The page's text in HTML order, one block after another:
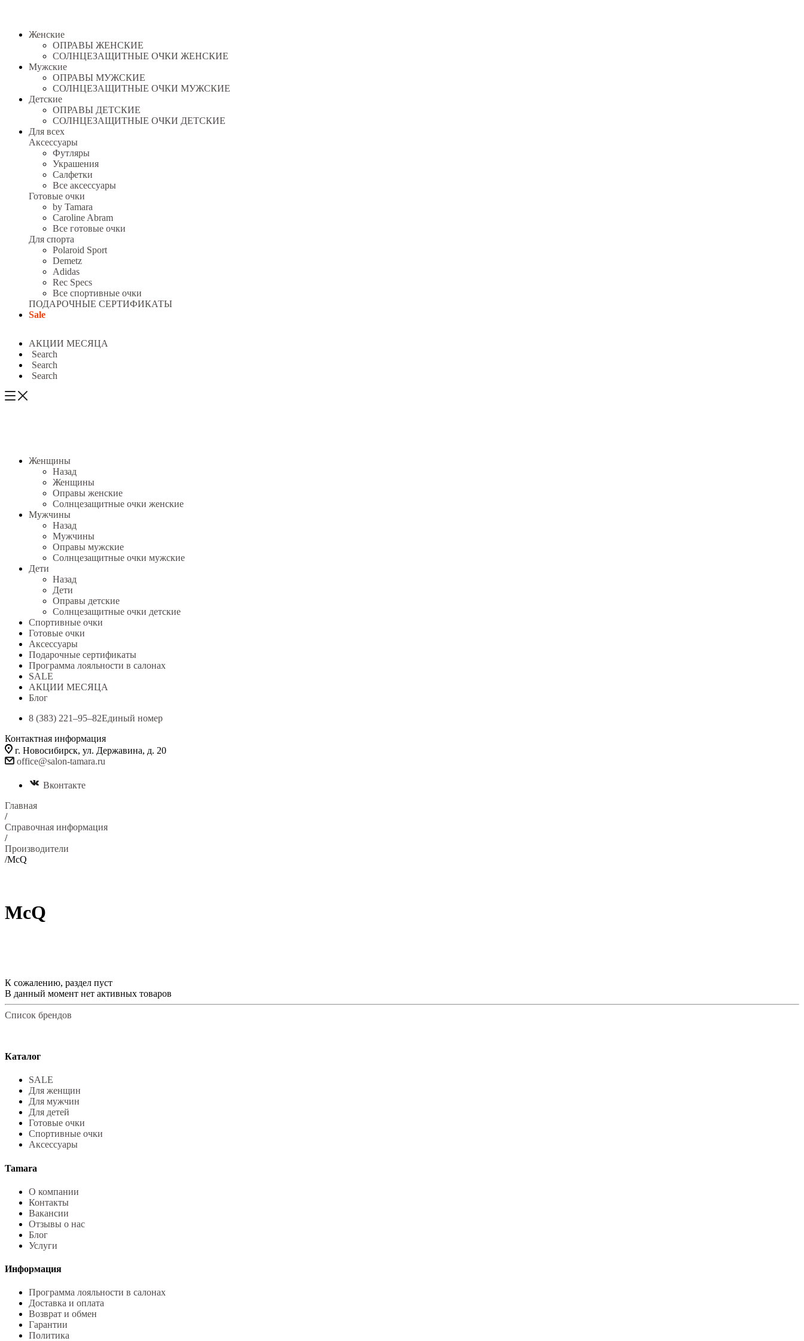
Женские
ОПРАВЫ ЖЕНСКИЕ
СОЛНЦЕЗАЩИТНЫЕ ОЧКИ ЖЕНСКИЕ
Мужские
ОПРАВЫ МУЖСКИЕ
СОЛНЦЕЗАЩИТНЫЕ ОЧКИ МУЖСКИЕ
Детские
ОПРАВЫ ДЕТСКИЕ
СОЛНЦЕЗАЩИТНЫЕ ОЧКИ ДЕТСКИЕ
Для всех
Аксессуары
Футляры
Украшения
Салфетки
Все аксессуары
Готовые очки
by Tamara
Caroline Abram
Все готовые очки
Для спорта
Polaroid Sport
Demetz
Adidas
Rec Specs
Все спортивные очки
ПОДАРОЧНЫЕ СЕРТИФИКАТЫ
Sale
АКЦИИ МЕСЯЦА
Search
Search
Search
Женщины
Назад
Женщины
Оправы женские
Солнцезащитные очки женские
Мужчины
Назад
Мужчины
Оправы мужские
Солнцезащитные очки мужские
Дети
Назад
Дети
Оправы детские
Солнцезащитные очки детские
Спортивные очки
Готовые очки
Аксессуары
Подарочные сертификаты
Программа лояльности в салонах
SALE
АКЦИИ МЕСЯЦА
Блог
8 (383) 221‒95‒82Единый номер
Контактная информация
г. Новосибирск, ул. Державина, д. 20
office@salon-tamara.ru
Вконтакте
Главная
/
Справочная информация
/
Производители
/McQ
McQ
К сожалению, раздел пуст
В данный момент нет активных товаров
Список брендов
Каталог
SALE
Для женщин
Для мужчин
Для детей
Готовые очки
Спортивные очки
Аксессуары
Tamara
О компании
Контакты
Вакансии
Отзывы о нас
Блог
Услуги
Информация
Программа лояльности в салонах
Доставка и оплата
Возврат и обмен
Гарантии
Политика